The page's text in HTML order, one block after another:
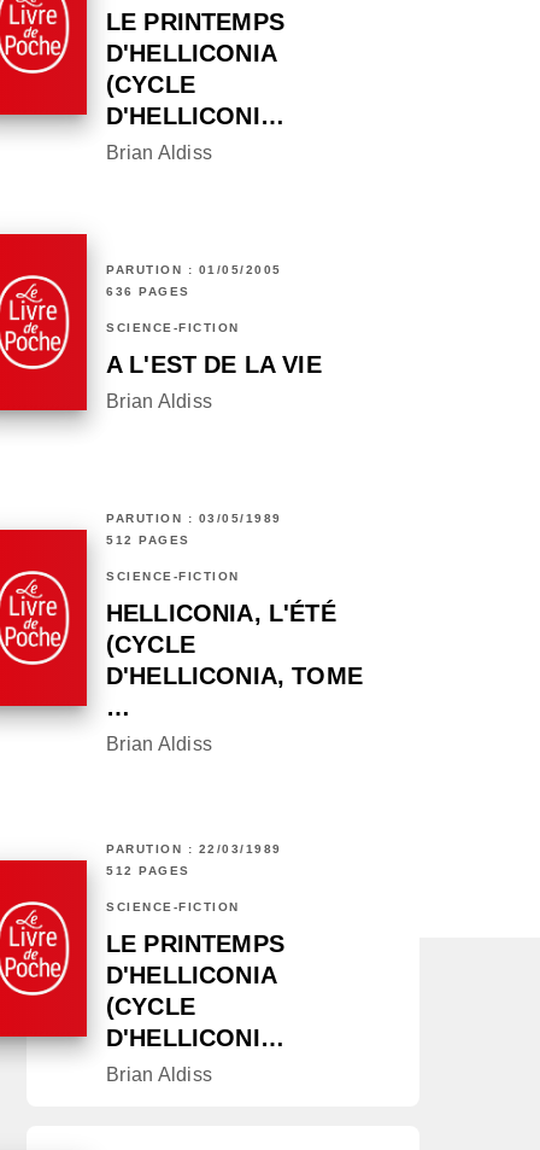
LE PRINTEMPS
D'HELLICONIA
(CYCLE
D'HELLICONI…
Brian Aldiss
PARUTION : 01/05/2005
636 PAGES
SCIENCE-FICTION
A L'EST DE LA VIE
Brian Aldiss
PARUTION : 03/05/1989
512 PAGES
SCIENCE-FICTION
HELLICONIA, L'ÉTÉ
(CYCLE
D'HELLICONIA, TOME
…
Brian Aldiss
PARUTION : 22/03/1989
512 PAGES
SCIENCE-FICTION
LE PRINTEMPS
D'HELLICONIA
(CYCLE
D'HELLICONI…
Brian Aldiss